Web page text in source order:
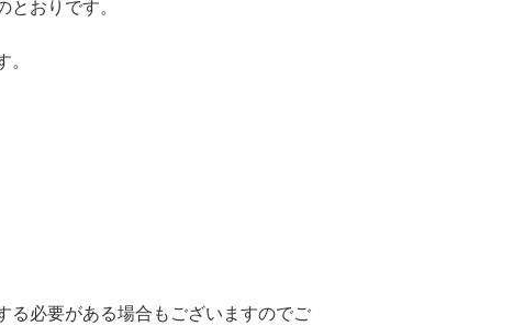
おりです。
る必要がある場合もございますのでご